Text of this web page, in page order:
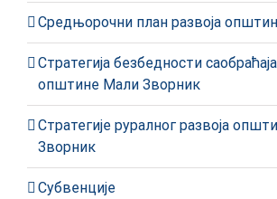
Средњорочни план развоја
Стратегија безбедности
општине Мали Зворник
Стратегије руралног развоја
Зворник
Субвенције